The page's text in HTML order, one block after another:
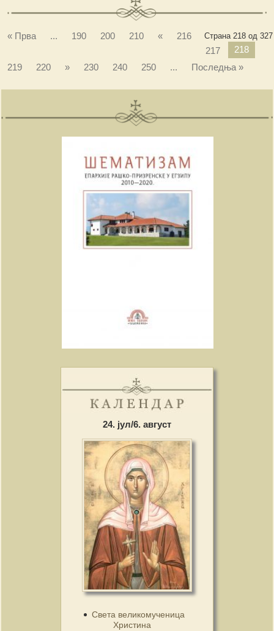
Страна 218 од 327
« Прва ... 190 200 210 «
216
217
218
219
220 » 230 240 250 ... Последња »
24. јул/6. август
Света великомученица
Христина